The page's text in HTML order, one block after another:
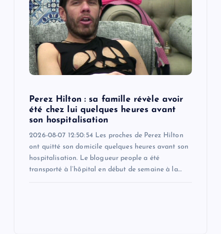
Perez Hilton : sa famille révèle avoir
été chez lui quelques heures avant
son hospitalisation
2026-08-07 12:50:54 Les proches de Perez Hilton
ont quitté son domicile quelques heures avant son
hospitalisation. Le blogueur people a été
transporté à l’hôpital en début de semaine à la…